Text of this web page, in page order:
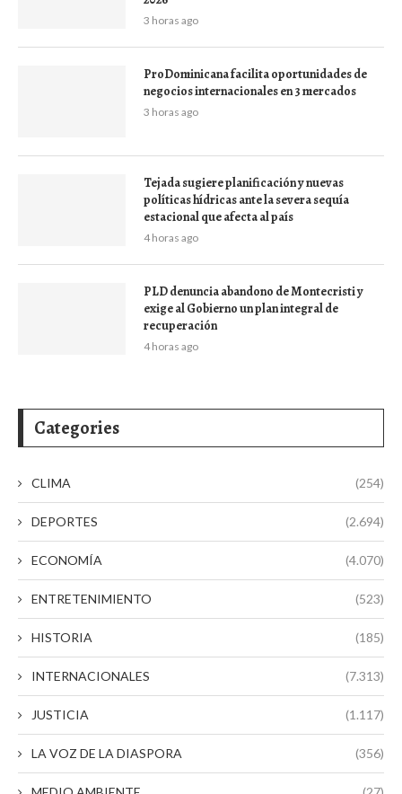
3 horas ago
ProDominicana facilita oportunidades de
negocios internacionales en 3 mercados
3 horas ago
Tejada sugiere planificación y nuevas
políticas hídricas ante la severa sequía
estacional que afecta al país
4 horas ago
PLD denuncia abandono de Montecristi y
exige al Gobierno un plan integral de
recuperación
4 horas ago
Categories
CLIMA (254)
DEPORTES (2.694)
ECONOMÍA (4.070)
ENTRETENIMIENTO (523)
HISTORIA (185)
INTERNACIONALES (7.313)
JUSTICIA (1.117)
LA VOZ DE LA DIASPORA (356)